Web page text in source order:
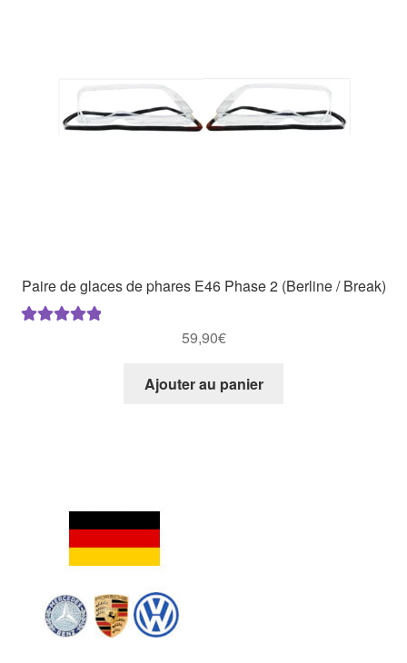
Paire de glaces de phares E46 Phase 2 (Berline / Break)
59,90€
Ajouter au panier